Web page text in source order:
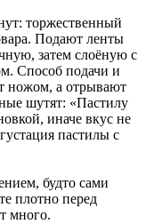
торжественный
Подают ленты
затем слоёную с
Способ подачи и
ножом, а отрывают
шутят: «Пастилу
иначе вкус не
пастилы с
будто сами
плотно перед
много.